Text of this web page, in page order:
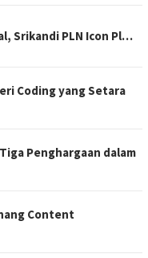
Srikandi PLN Icon Pl…
Coding yang Setara
Penghargaan dalam
Content